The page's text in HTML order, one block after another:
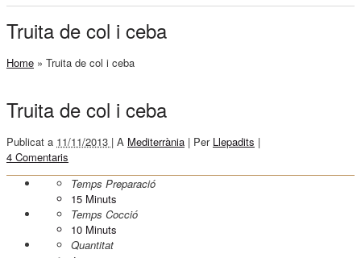
Truita de col i ceba
Home » Truita de col i ceba
Truita de col i ceba
Publicat a 11/11/2013 | A Mediterrània | Per Llepadits |
4 Comentaris
Temps Preparació
15 Minuts
Temps Cocció
10 Minuts
Quantitat